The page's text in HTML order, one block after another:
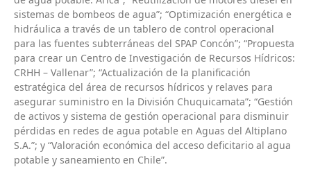
sistemas de bombeos de agua”; “Optimización energética e
hidráulica a través de un tablero de control operacional
para las fuentes subterráneas del SPAP Concón”; “Propuesta
para crear un Centro de Investigación de Recursos Hídricos:
CRHH – Vallenar”; “Actualización de la planificación
estratégica del área de recursos hídricos y relaves para
asegurar suministro en la División Chuquicamata”; “Gestión
de activos y sistema de gestión operacional para disminuir
pérdidas en redes de agua potable en Aguas del Altiplano
S.A.”; y “Valoración económica del acceso deficitario al agua
potable y saneamiento en Chile”.